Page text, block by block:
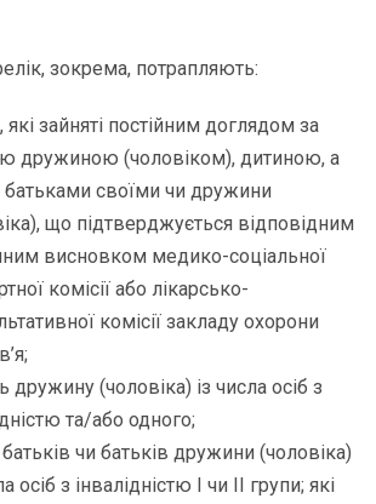
зокрема, потрапляють:
які зайняті постійним доглядом за
дружиною (чоловіком), дитиною, а
своїми чи дружини
що підтверджується відповідним
висновком медико-соціальної
комісії або лікарсько-
комісії закладу охорони
дружину (чоловіка) із числа осіб з
та/або одного;
чи батьків дружини (чоловіка)
осіб з інвалідністю І чи ІІ групи; які